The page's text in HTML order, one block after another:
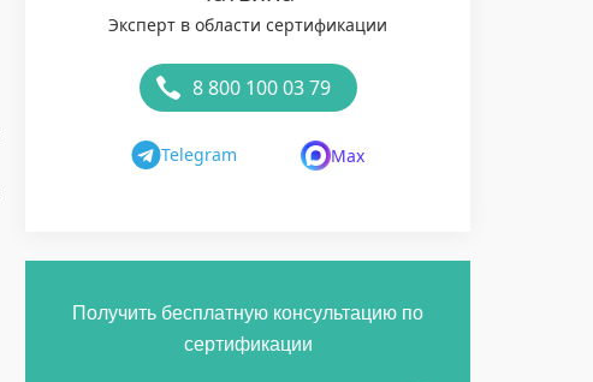
Эксперт в области сертификации
8 800 100 03 79
Telegram Max
Получить бесплатную консультацию по
сертификации